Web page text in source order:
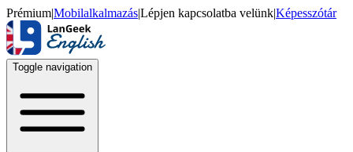
Prémium|Mobilalkalmazás|Lépjen kapcsolatba velünk|Képesszótár
Toggle navigation